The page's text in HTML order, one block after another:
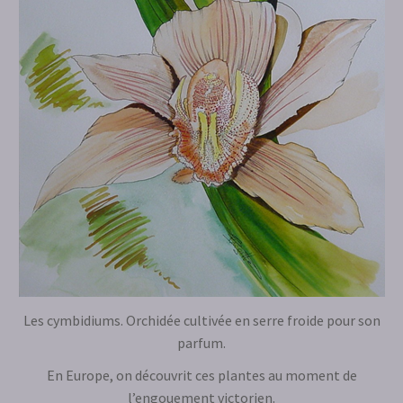
Les cymbidiums. Orchidée cultivée en serre froide pour son
parfum.
En Europe, on découvrit ces plantes au moment de
l’engouement victorien.